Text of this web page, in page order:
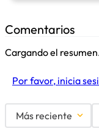
Comentarios
Cargando el
Por favor, inicia
Más reciente